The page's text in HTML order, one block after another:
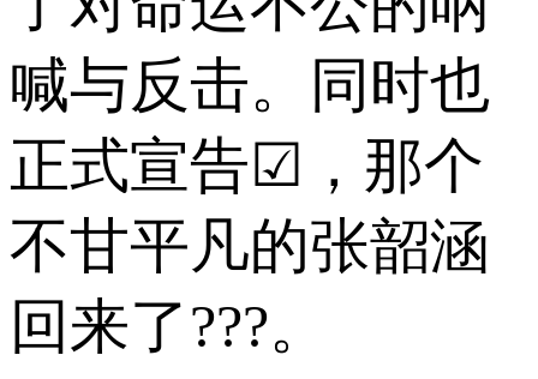
喊与反击。同时也
正式宣告☑，那个
不甘平凡的张韶涵
回来了???。